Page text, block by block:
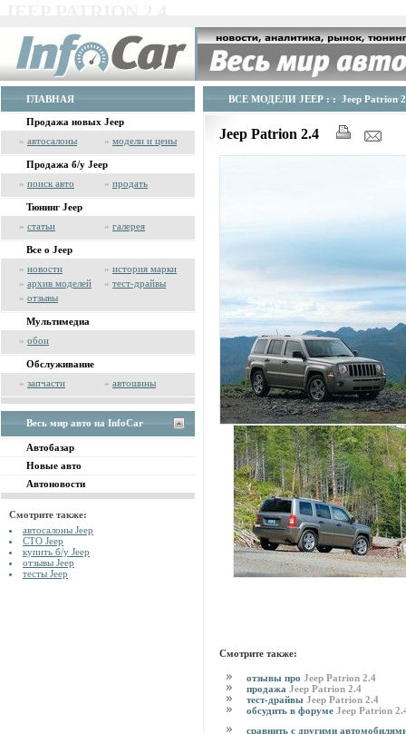
ГЛАВНАЯ
Продажа новых Jeep
» автосалоны » модели и цены
Продажа б/у Jeep
» поиск авто » продать
Тюнинг Jeep
» статьи » галерея
Все о Jeep
» новости » история марки
» архив моделей » тест-драйвы
» отзывы
Мультимедиа
» обои
Обслуживание
» запчасти » автошины
Весь мир авто на InfoCar
Автобазар
Новые авто
Автоновости
Смотрите также:
автосалоны Jeep
СТО Jeep
купить б/у Jeep
отзывы Jeep
тесты Jeep
ВСЕ МОДЕЛИ JEEP : : Jeep Patrion
Jeep Patrion 2.4
Смотрите также:
отзывы про Jeep Patrion 2.4
продажа Jeep Patrion 2.4
тест-драйвы Jeep Patrion 2.4
обсудить в форуме Jeep Patrion
сравнить с другими